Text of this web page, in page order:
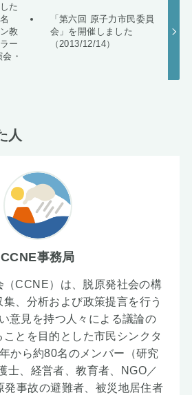
た
教
ー
・
「第六回 原子力市民委員
会」を開催しました
（2013/12/14）
人
CCNE事務局
（CCNE）は、脱原発社会の構
、分析および政策提言を行う
意見を持つ人々による議論の
ことを目的とした市民シンクタ
から約80名のメンバー（研究
士、経営者、教育者、NGO／
発事故の避難者、被災地居住者